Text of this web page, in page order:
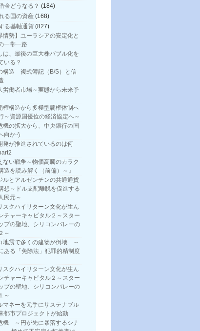
金どうなる？ (184)
る国の資産 (168)
る基軸通貨 (827)
情勢】ユーラシアの安定化と
一帯一路
は、最後の巨大株バブル化を
いる？
構造 複式簿記（B/S）と信
労働者市場～実態から未来予
権構造から多極型覇権体制へ
～資源国優位の経済協定へ～
機の拡大から、中央銀行の国
向かう
発が推進されているのは何
ない戦争～物価高騰のカラク
造を読み解く（前偏）～』
ルとアルゼンチンの共通通貨
想～ドル支配離脱を促進する
民元～
スクハイリターン文化が生ん
チャーキャピタル２～スター
プの聖地、シリコンバレーの
～
地震で多くの建物が倒壊 ～
ある「免除法」犯罪的精制度
スクハイリターン文化が生ん
チャーキャピタル２～スター
プの聖地、シリコンバレーの
～
マネーを元手にサステナブル
都市プロジェクトが始動
機 ～円が先に暴落するシナ